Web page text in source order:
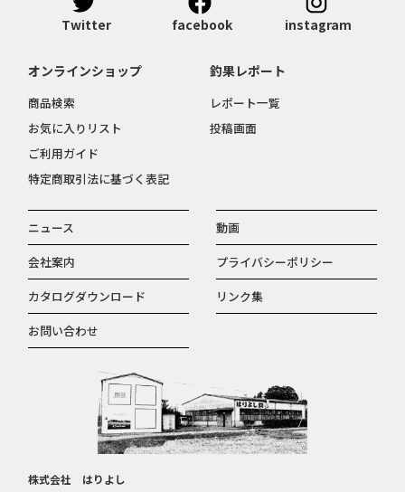
Twitter facebook instagram
株式会社 はりよし
ニュース
動画
会社案内
プライバシーポリシー
カタログダウンロード
リンク集
お問い合わせ
オンラインショップ
商品検索
お気に入りリスト
ご利用ガイド
特定商取引法に基づく表記
釣果レポート
レポート一覧
投稿画面